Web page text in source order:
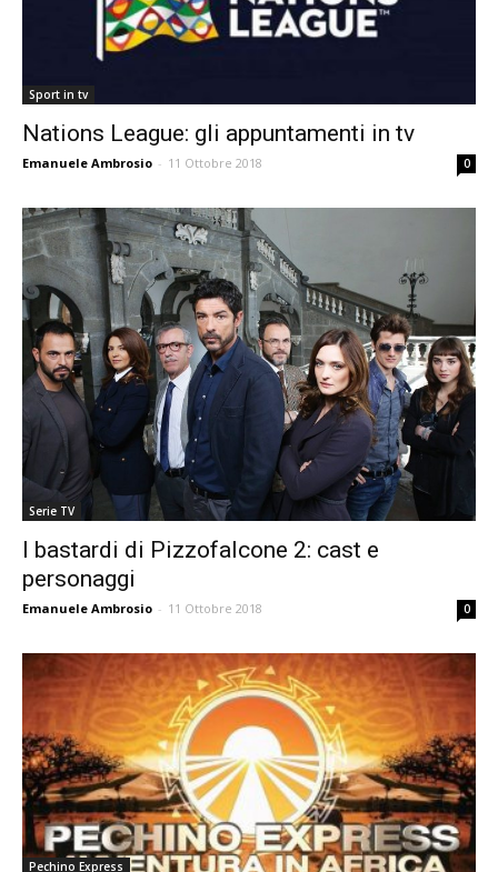
Sport in tv
Nations League: gli appuntamenti in tv
Emanuele Ambrosio - 11 Ottobre 2018 0
Serie TV
I bastardi di Pizzofalcone 2: cast e
personaggi
Emanuele Ambrosio - 11 Ottobre 2018 0
Pechino Express